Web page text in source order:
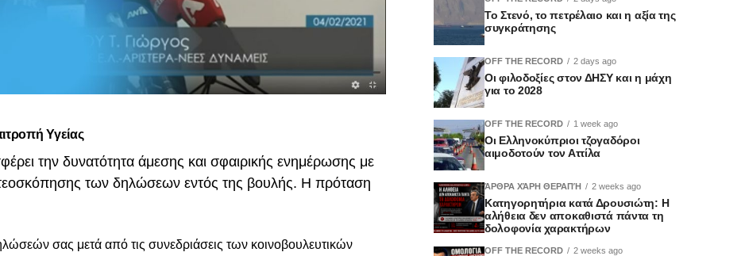
Υγείας
την δυνατότητα άμεσης και σφαιρικής ενημέρωσης με
των δηλώσεων εντός της βουλής. Η πρόταση
σας μετά από τις συνεδριάσεις των κοινοβουλευτικών
Το Στενό, το πετρέλαιο και η αξία της
συγκράτησης
OFF THE RECORD 2 days ago
Οι φιλοδοξίες στον ΔΗΣΥ και η μάχη
για το 2028
OFF THE RECORD 1 week ago
Οι Ελληνοκύπριοι τζογαδόροι
αιμοδοτούν τον Αττίλα
ΆΡΘΡΑ ΧΆΡΗ ΘΕΡΑΠΉ 2 weeks ago
Κατηγορητήρια κατά Δρουσιώτη: Η
αλήθεια δεν αποκαθιστά πάντα τη
δολοφονία χαρακτήρων
OFF THE RECORD 2 weeks ago